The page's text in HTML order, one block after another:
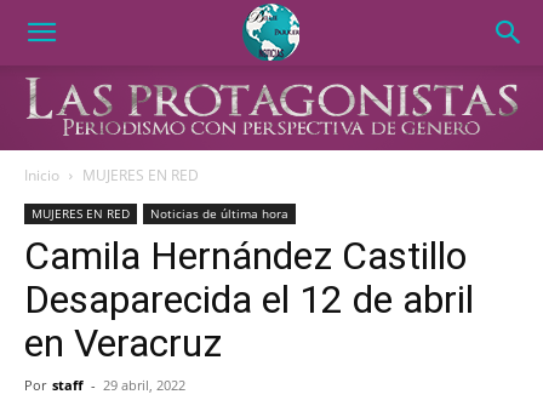
Inicio MUJERES EN RED
MUJERES EN RED Noticias de última hora
Camila Hernández Castillo
Desaparecida el 12 de abril
en Veracruz
Por staff - 29 abril, 2022